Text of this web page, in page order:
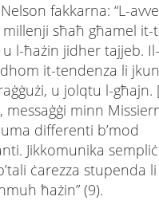
fakkarna: “L-
millenji sħaħ għamel it-
l-ħażin jidher tajjeb.
it-tendenza li
u jolqtu l-għajn.
messaġġi minn
differenti b’mod
Jikkomunika
ċarezza stupenda
ħażin” (9).